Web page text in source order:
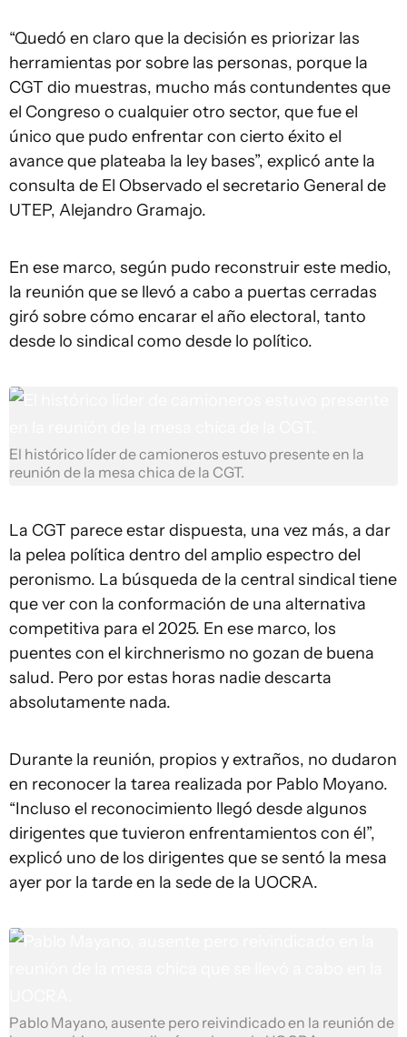
“Quedó en claro que la decisión es priorizar las
herramientas por sobre las personas, porque la
CGT dio muestras, mucho más contundentes que
el Congreso o cualquier otro sector, que fue el
único que pudo enfrentar con cierto éxito el
avance que plateaba la ley bases”, explicó ante la
consulta de El Observado el secretario General de
UTEP, Alejandro Gramajo.
En ese marco, según pudo reconstruir este medio,
la reunión que se llevó a cabo a puertas cerradas
giró sobre cómo encarar el año electoral, tanto
desde lo sindical como desde lo político.
El histórico líder de camioneros estuvo presente en la
reunión de la mesa chica de la CGT.
La CGT parece estar dispuesta, una vez más, a dar
la pelea política dentro del amplio espectro del
peronismo. La búsqueda de la central sindical tiene
que ver con la conformación de una alternativa
competitiva para el 2025. En ese marco, los
puentes con el kirchnerismo no gozan de buena
salud. Pero por estas horas nadie descarta
absolutamente nada.
Durante la reunión, propios y extraños, no dudaron
en reconocer la tarea realizada por Pablo Moyano.
“Incluso el reconocimiento llegó desde algunos
dirigentes que tuvieron enfrentamientos con él”,
explicó uno de los dirigentes que se sentó la mesa
ayer por la tarde en la sede de la UOCRA.
Pablo Mayano, ausente pero reivindicado en la reunión de